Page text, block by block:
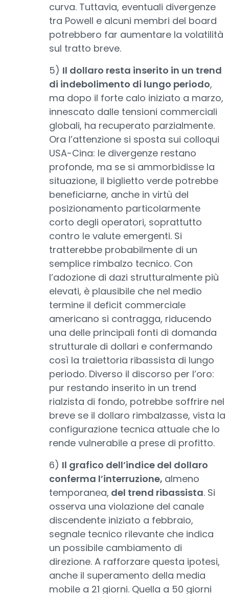
curva. Tuttavia, eventuali divergenze
tra Powell e alcuni membri del board
potrebbero far aumentare la volatilità
sul tratto breve.
5) Il dollaro resta inserito in un trend
di indebolimento di lungo periodo,
ma dopo il forte calo iniziato a marzo,
innescato dalle tensioni commerciali
globali, ha recuperato parzialmente.
Ora l’attenzione si sposta sui colloqui
USA-Cina: le divergenze restano
profonde, ma se si ammorbidisse la
situazione, il biglietto verde potrebbe
beneficiarne, anche in virtù del
posizionamento particolarmente
corto degli operatori, soprattutto
contro le valute emergenti. Si
tratterebbe probabilmente di un
semplice rimbalzo tecnico. Con
l’adozione di dazi strutturalmente più
elevati, è plausibile che nel medio
termine il deficit commerciale
americano si contragga, riducendo
una delle principali fonti di domanda
strutturale di dollari e confermando
così la traiettoria ribassista di lungo
periodo. Diverso il discorso per l’oro:
pur restando inserito in un trend
rialzista di fondo, potrebbe soffrire nel
breve se il dollaro rimbalzasse, vista la
configurazione tecnica attuale che lo
rende vulnerabile a prese di profitto.
6) Il grafico dell’indice del dollaro
conferma l’interruzione, almeno
temporanea, del trend ribassista. Si
osserva una violazione del canale
discendente iniziato a febbraio,
segnale tecnico rilevante che indica
un possibile cambiamento di
direzione. A rafforzare questa ipotesi,
anche il superamento della media
mobile a 21 giorni. Quella a 50 giorni